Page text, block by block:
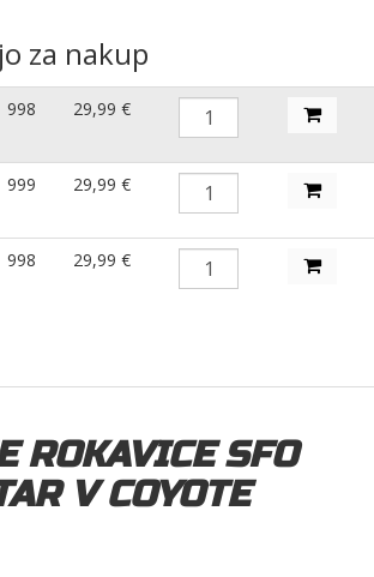
za nakup
998 29,99 €
999 29,99 €
998 29,99 €
ROKAVICE SFO
V COYOTE